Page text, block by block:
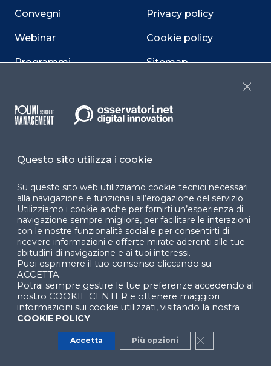
Convegni
Webinar
Programmi
Privacy policy
Cookie policy
Sitemap
Facebook LinkedIn
YouTube X
© 2024 Copyright © Politecnico di Milano Dipartimento
di Ingegneria Gestionale
Questo sito utilizza i cookie
Su questo sito web utilizziamo cookie tecnici necessari
alla navigazione e funzionali all’erogazione del servizio.
Utilizziamo i cookie anche per fornirti un’esperienza di
navigazione sempre migliore, per facilitare le interazioni
con le nostre funzionalità social e per consentirti di
ricevere informazioni e offerte mirate aderenti alle tue
abitudini di navigazione e ai tuoi interessi.
Puoi esprimere il tuo consenso cliccando su
ACCETTA.
Potrai sempre gestire le tue preferenze accedendo al
nostro COOKIE CENTER e ottenere maggiori
informazioni sui cookie utilizzati, visitando la nostra
COOKIE POLICY
Accetta Più opzioni Close GDPR